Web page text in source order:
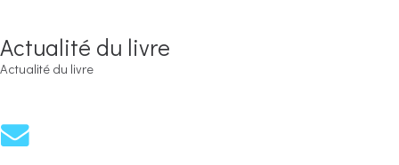
Actualité du livre
Actualité du livre